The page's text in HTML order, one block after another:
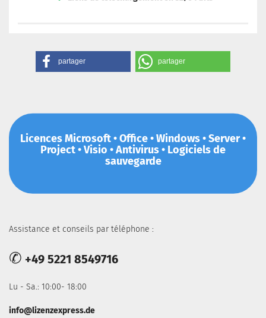
partager partager
Licences Microsoft • Office • Windows • Server •
Project • Visio • Antivirus • Logiciels de
sauvegarde
Assistance et conseils par téléphone :
✆ +49 5221 8549716
Lu - Sa.: 10:00- 18:00
info@lizenzexpress.de